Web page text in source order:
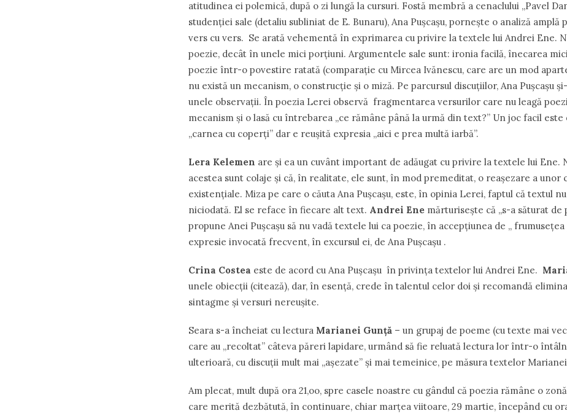
atitudinea ei polemică, după o zi lungă la cursuri. Fostă membră a cenaclului ,,Pavel
studenţiei sale (detaliu subliniat de E. Bunaru), Ana Puşcaşu, pornește o analiză amplă
vers cu vers. Se arată vehementă în exprimarea cu privire la textele lui Andrei Ene.
poezie, decât în unele mici porţiuni. Argumentele sale sunt: ironia facilă, înecarea
poezie într-o povestire ratată (comparație cu Mircea Ivănescu, care are un mod
nu există un mecanism, o construcție și o miză. Pe parcursul discuţiilor, Ana Puşcaşu
unele observaţii. În poezia Lerei observă fragmentarea versurilor care nu leagă
mecanism și o lasă cu întrebarea ,,ce rămâne până la urmă din text?” Un joc facil este
,,carnea cu coperți” dar e reușită expresia ,,aici e prea multă iarbă”.
Lera Kelemen are și ea un cuvânt important de adăugat cu privire la textele lui Ene.
acestea sunt colaje și că, în realitate, ele sunt, în mod premeditat, o reașezare a unor
existenţiale. Miza pe care o căuta Ana Pușcașu, este, în opinia Lerei, faptul că textul
niciodată. El se reface în fiecare alt text. Andrei Ene mărturisește că ,,s-a săturat de
propune Anei Pușcașu să nu vadă textele lui ca poezie, în accepţiunea de ,, frumuseţea
expresie invocată frecvent, în excursul ei, de Ana Puşcaşu .
Crina Costea este de acord cu Ana Puşcaşu în privința textelor lui Andrei Ene.
unele obiecţii (citează), dar, în esenţă, crede în talentul celor doi şi recomandă
sintagme şi versuri nereuşite.
Seara s-a încheiat cu lectura Marianei Gunţă – un grupaj de poeme (cu texte mai
care au ,,recoltat” câteva păreri lapidare, urmând să fie reluată lectura lor într-o
ulterioară, cu discuţii mult mai ,,aşezate” şi mai temeinice, pe măsura textelor
Am plecat, mult după ora 21,oo, spre casele noastre cu gândul că poezia rămâne o
care merită dezbătută, în continuare, chiar marțea viitoare, 29 martie, începând cu